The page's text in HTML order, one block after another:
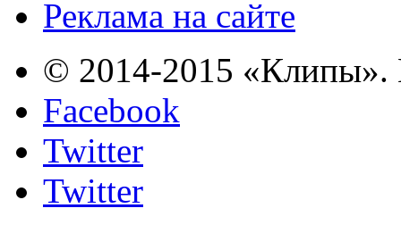
Реклама на сайте
© 2014-2015 «Клипы».
Facebook
Twitter
Twitter